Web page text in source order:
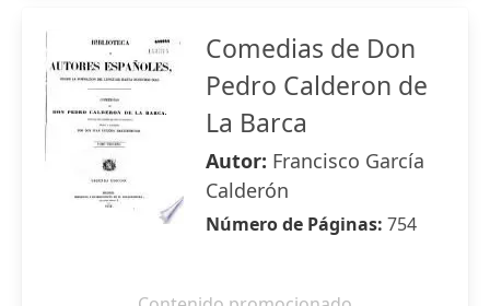
Comedias de Don
Pedro Calderon de
La Barca
Autor: Francisco García
Calderón
Número de Páginas: 754